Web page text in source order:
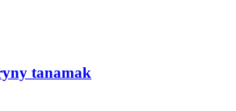
tanamak